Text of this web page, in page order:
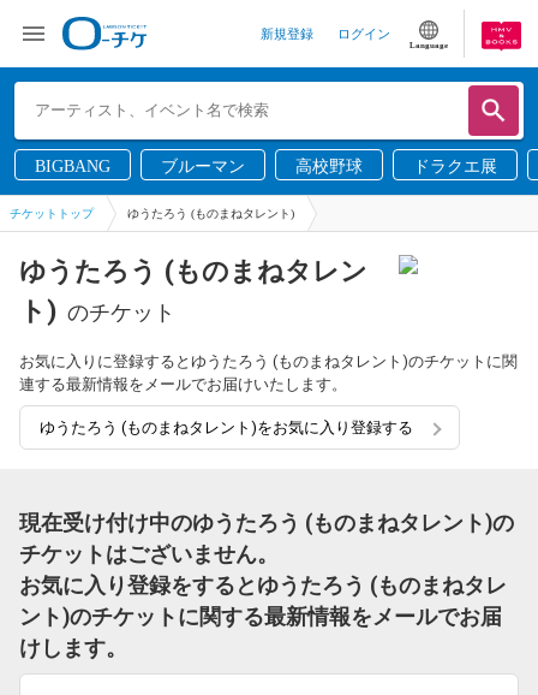
新規登録 ログイン
Language
BIGBANG ブルーマン 高校野球 ドラクエ展
チケットトップ ゆうたろう (ものまねタレント)
ゆうたろう (ものまねタレン
ト) のチケット
お気に入りに登録するとゆうたろう (ものまねタレント)のチケットに関
連する最新情報をメールでお届けいたします。
ゆうたろう (ものまねタレント)をお気に入り登録する
現在受け付け中のゆうたろう (ものまねタレント)の
チケットはございません。
お気に入り登録をするとゆうたろう (ものまねタレ
ント)のチケットに関する最新情報をメールでお届
けします。